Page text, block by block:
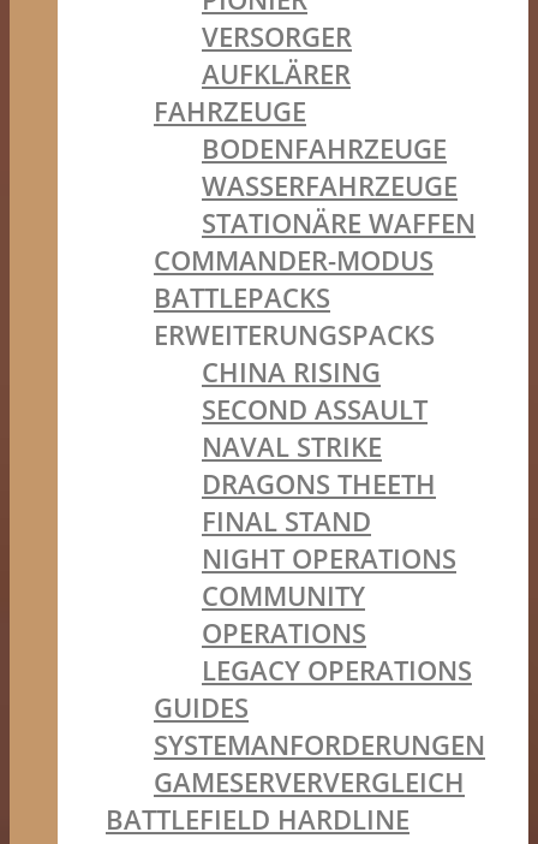
VERSORGER
AUFKLÄRER
FAHRZEUGE
BODENFAHRZEUGE
WASSERFAHRZEUGE
STATIONÄRE WAFFEN
COMMANDER-MODUS
BATTLEPACKS
ERWEITERUNGSPACKS
CHINA RISING
SECOND ASSAULT
NAVAL STRIKE
DRAGONS THEETH
FINAL STAND
NIGHT OPERATIONS
COMMUNITY
OPERATIONS
LEGACY OPERATIONS
GUIDES
SYSTEMANFORDERUNGEN
GAMESERVERVERGLEICH
BATTLEFIELD HARDLINE